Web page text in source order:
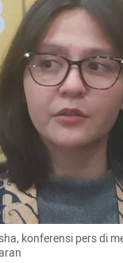
konferensi pers di